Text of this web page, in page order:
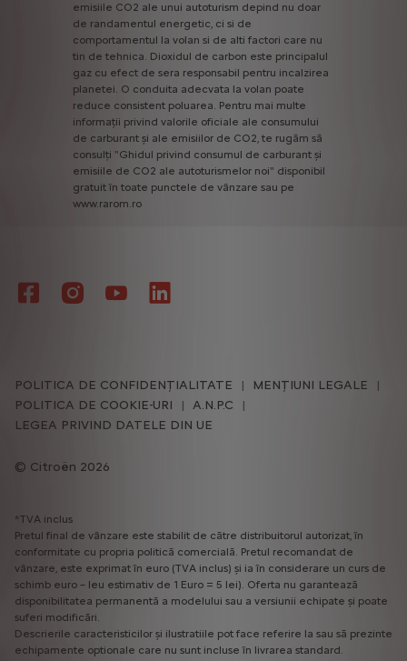
emisiile CO2 ale unui autoturism depind nu doar
de randamentul energetic, ci si de
comportamentul la volan si de alti factori care nu
tin de tehnica. Dioxidul de carbon este principalul
gaz cu efect de sera responsabil pentru incalzirea
planetei. O conduita adecvata la volan poate
reduce consistent poluarea. Pentru mai multe
informații privind valorile oficiale ale consumului
de carburant și ale emisiilor de CO2, te rugăm să
consulți "Ghidul privind consumul de carburant și
emisiile de CO2 ale autoturismelor noi" disponibil
gratuit în toate punctele de vânzare sau pe
www.rarom.ro
Citroën 2026
POLITICA DE CONFIDENȚIALITATE
MENȚIUNI LEGALE
POLITICA DE COOKIE-URI
A.N.P.C
LEGEA PRIVIND DATELE DIN UE
*TVA inclus
Pretul final de vânzare este stabilit de către distribuitorul autorizat, în
conformitate cu propria politică comercială. Pretul recomandat de
vânzare, este exprimat în euro (TVA inclus) și ia în considerare un curs de
schimb euro – leu estimativ de 1 Euro = 5 lei). Oferta nu garantează
disponibilitatea permanentă a modelului sau a versiunii echipate și poate
suferi modificări.
Descrierile caracteristicilor și ilustratiile pot face referire la sau să prezinte
echipamente optionale care nu sunt incluse în livrarea standard.